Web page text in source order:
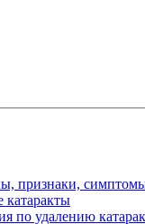
признаки,
катаракты
по удалению